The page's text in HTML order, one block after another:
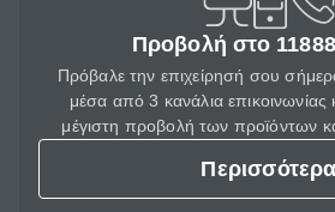
Προβολή στο
Πρόβαλε την επιχείρησή σου
μέσα από 3 κανάλια επικοινωνίας
μέγιστη προβολή των προϊόντων
Περισσότερα